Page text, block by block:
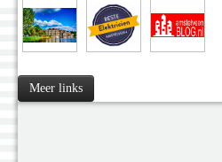
Meer links